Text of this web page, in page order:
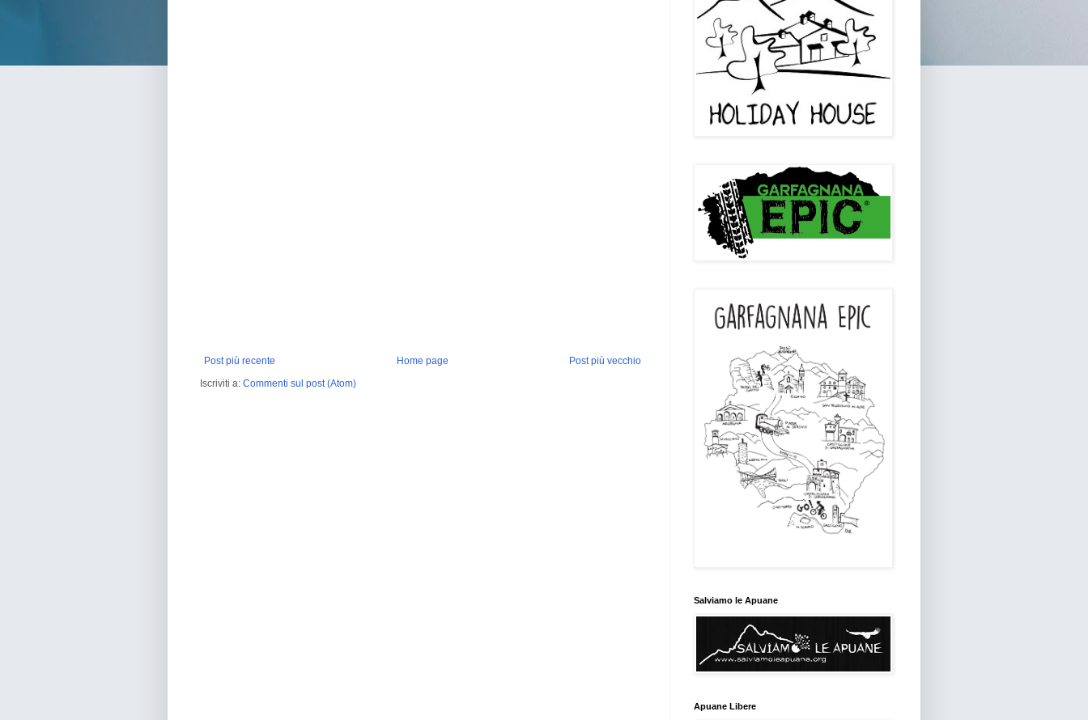
Post più recente Post più vecchio
Home page
Iscriviti a: Commenti sul post (Atom)
Salviamo le Apuane
Apuane Libere